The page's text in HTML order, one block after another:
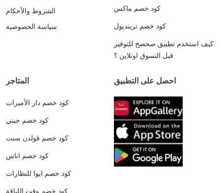
الشروط والأحكام
سياسة الخصوصية
كود خصم ماكس
كود خصم ترينديول
كيف استخدم تطبيق صحصح للتوفير
قبل التسوق اونلاين ؟
المتاجر
كود خصم دار الأميرات
كود خصم جيني
كود خصم قولدن سنت
كود خصم اناس
كود خصم ايوا للنظارات
كود خصم وقت اللياقة
احصل على التطبيق